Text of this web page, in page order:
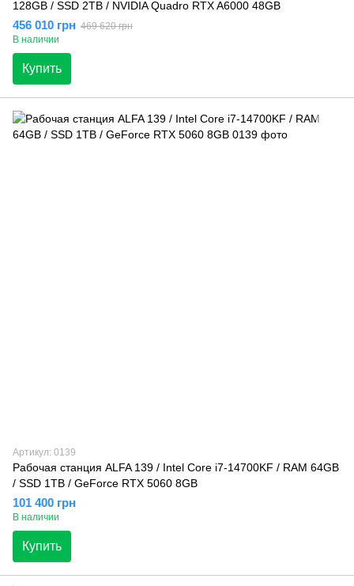
128GB / SSD 2TB / NVIDIA Quadro RTX A6000 48GB
456 010 грн 469 620 грн
В наличии
Купить
Артикул: 0139
Рабочая станция ALFA 139 / Intel Core i7-14700KF / RAM 64GB
/ SSD 1TB / GeForce RTX 5060 8GB
101 400 грн
В наличии
Купить